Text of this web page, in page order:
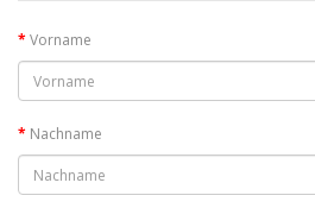
Vorname
Nachname